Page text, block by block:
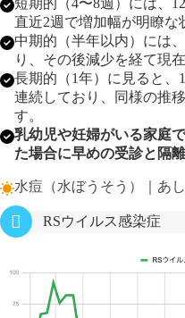
直近2週で増加幅が明瞭な
中期的（半年以内）には
り、その後減少を経て現
長期的（1年）に見ると、
連続しており、同様の推
す。
乳幼児や妊婦がいる家庭
た場合に早めの受診と隔
水痘（水ぼうそう）｜あ
RSウイルス感染症